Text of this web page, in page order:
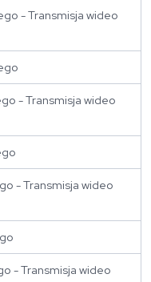
- Transmisja wideo
- Transmisja wideo
- Transmisja wideo
- Transmisja wideo